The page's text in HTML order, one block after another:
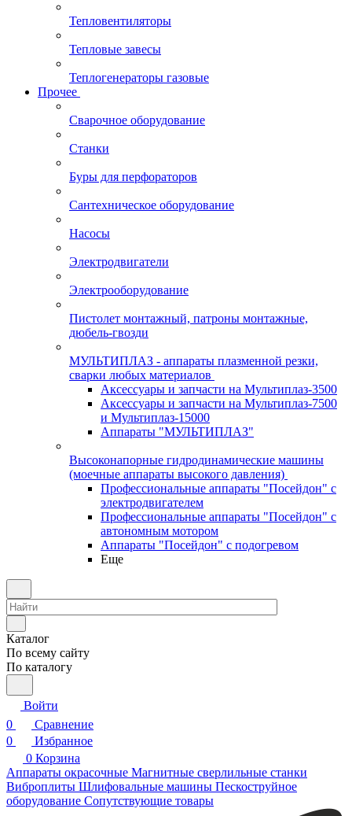
Тепловентиляторы
Тепловые завесы
Теплогенераторы газовые
Прочее
Сварочное оборудование
Станки
Буры для перфораторов
Сантехническое оборудование
Насосы
Электродвигатели
Электрооборудование
Пистолет монтажный, патроны монтажные,
дюбель-гвозди
МУЛЬТИПЛАЗ - аппараты плазменной резки,
сварки любых материалов
Аксессуары и запчасти на Мультиплаз-3500
Аксессуары и запчасти на Мультиплаз-7500
и Мультиплаз-15000
Аппараты "МУЛЬТИПЛАЗ"
Высоконапорные гидродинамические машины
(моечные аппараты высокого давления)
Профессиональные аппараты "Посейдон" с
электродвигателем
Профессиональные аппараты "Посейдон" с
автономным мотором
Аппараты "Посейдон" с подогревом
Еще
Каталог
По всему сайту
По каталогу
Войти
0
Сравнение
0
Избранное
0 Корзина
Аппараты окрасочные Магнитные сверлильные станки
Виброплиты Шлифовальные машины Пескоструйное
оборудование Сопутствующие товары